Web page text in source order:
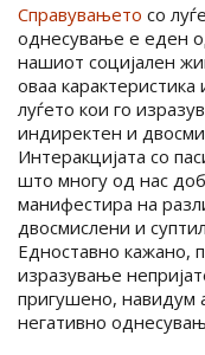
Справувањето со
однесување е еден
нашиот социјален
оваа
луѓето кои го
индиректен и
Интеракцијата со
што многу од нас
манифестира на
двосмислени и
Едноставно кажано,
изразување
пригушено, навидум
негативно